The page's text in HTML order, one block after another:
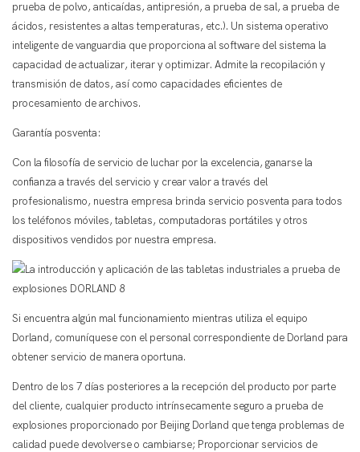
prueba de polvo, anticaídas, antipresión, a prueba de sal, a prueba de
ácidos, resistentes a altas temperaturas, etc.). Un sistema operativo
inteligente de vanguardia que proporciona al software del sistema la
capacidad de actualizar, iterar y optimizar. Admite la recopilación y
transmisión de datos, así como capacidades eficientes de
procesamiento de archivos.
Garantía posventa:
Con la filosofía de servicio de luchar por la excelencia, ganarse la
confianza a través del servicio y crear valor a través del
profesionalismo, nuestra empresa brinda servicio posventa para todos
los teléfonos móviles, tabletas, computadoras portátiles y otros
dispositivos vendidos por nuestra empresa.
Si encuentra algún mal funcionamiento mientras utiliza el equipo
Dorland, comuníquese con el personal correspondiente de Dorland para
obtener servicio de manera oportuna.
Dentro de los 7 días posteriores a la recepción del producto por parte
del cliente, cualquier producto intrínsecamente seguro a prueba de
explosiones proporcionado por Beijing Dorland que tenga problemas de
calidad puede devolverse o cambiarse; Proporcionar servicios de